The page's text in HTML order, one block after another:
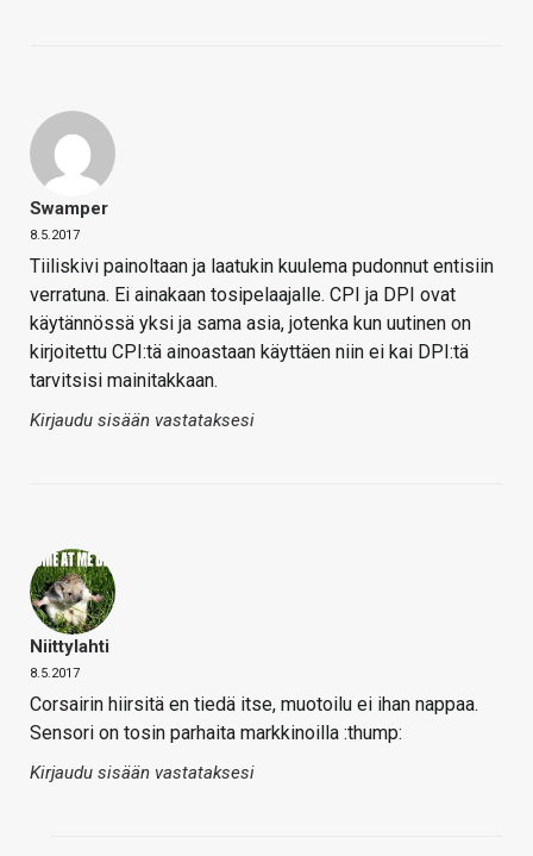
Swamper
8.5.2017
Tiiliskivi painoltaan ja laatukin kuulema pudonnut entisiin
verratuna. Ei ainakaan tosipelaajalle. CPI ja DPI ovat
käytännössä yksi ja sama asia, jotenka kun uutinen on
kirjoitettu CPI:tä ainoastaan käyttäen niin ei kai DPI:tä
tarvitsisi mainitakkaan.
Kirjaudu sisään vastataksesi
Niittylahti
8.5.2017
Corsairin hiirsitä en tiedä itse, muotoilu ei ihan nappaa.
Sensori on tosin parhaita markkinoilla :thump:
Kirjaudu sisään vastataksesi